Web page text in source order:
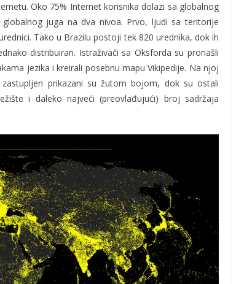
Oko 75% Internet korisnika dolazi sa globalnog
juga na dva nivoa. Prvo, ljudi sa teritorije
Tako u Brazilu postoji tek 820 urednika, dok ih
distribuiran. Istraživači sa Oksforda su pronašli
jezika i kreirali posebnu mapu Vikipedije. Na njoj
prikazani su žutom bojom, dok su ostali
i daleko najveći (preovlađujući) broj sadržaja